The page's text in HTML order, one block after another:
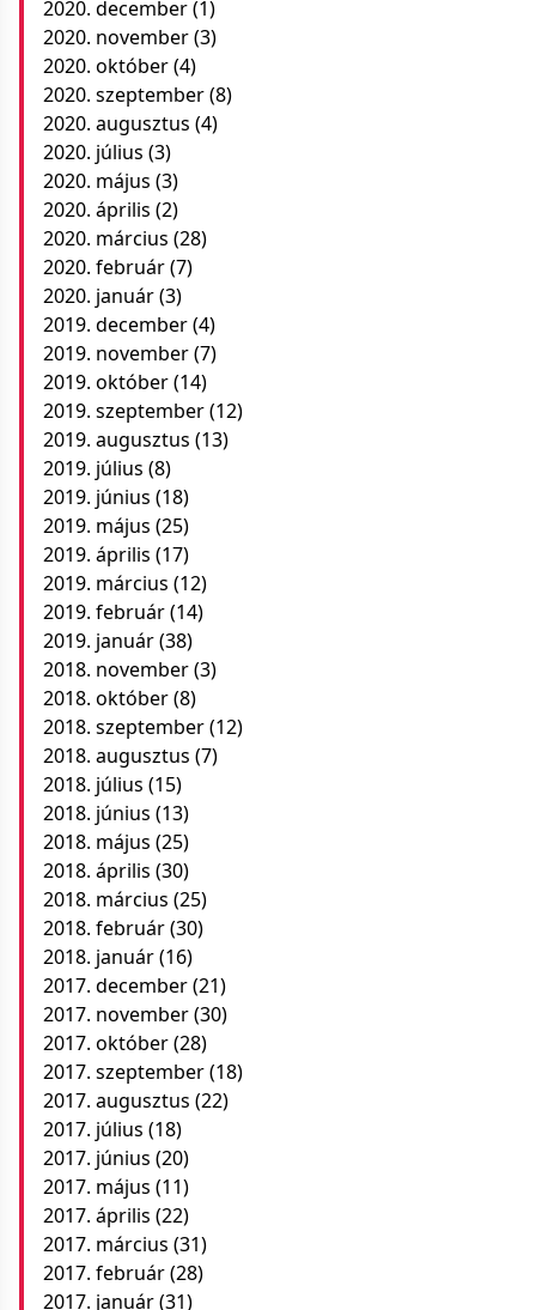
2020. december(1)
2020. november(3)
2020. október(4)
2020. szeptember(8)
2020. augusztus (4)
2020. július (3)
2020. május (3)
2020. április (2)
2020. március (28)
2020. február(7)
2020. január(3)
2019. december(4)
2019. november(7)
2019. október(14)
2019. szeptember(12)
2019. augusztus (13)
2019. július (8)
2019. június (18)
2019. május (25)
2019. április (17)
2019. március (12)
2019. február(14)
2019. január(38)
2018. november(3)
2018. október(8)
2018. szeptember(12)
2018. augusztus (7)
2018. július (15)
2018. június (13)
2018. május (25)
2018. április (30)
2018. március (25)
2018. február(30)
2018. január(16)
2017. december(21)
2017. november(30)
2017. október(28)
2017. szeptember(18)
2017. augusztus (22)
2017. július (18)
2017. június (20)
2017. május (11)
2017. április (22)
2017. március (31)
2017. február(28)
2017. január(31)